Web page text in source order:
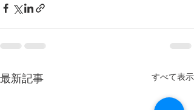
最新記事 すべて表示